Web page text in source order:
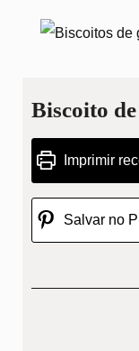
Biscoito
Imprimir
Salvar no